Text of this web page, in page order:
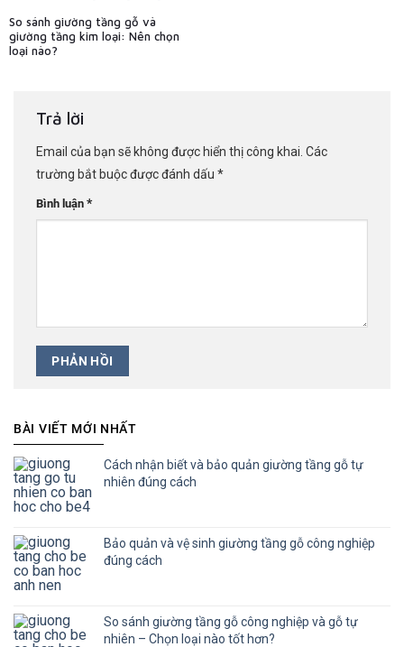
So sánh giường tầng gỗ và
giường tầng kim loại: Nên chọn
loại nào?
Trả lời
Email của bạn sẽ không được hiển thị công khai. Các
trường bắt buộc được đánh dấu *
Bình luận *
BÀI VIẾT MỚI NHẤT
Cách nhận biết và bảo quản giường tầng gỗ tự
nhiên đúng cách
Bảo quản và vệ sinh giường tầng gỗ công nghiệp
đúng cách
So sánh giường tầng gỗ công nghiệp và gỗ tự
nhiên – Chọn loại nào tốt hơn?